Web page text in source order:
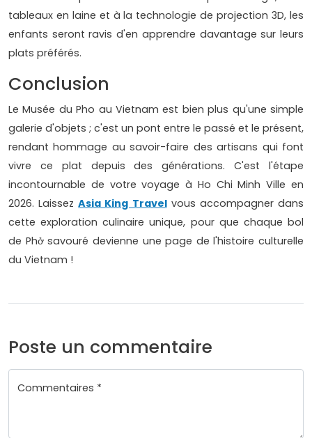
tableaux en laine et à la technologie de projection 3D, les
enfants seront ravis d'en apprendre davantage sur leurs
plats préférés.
Conclusion
Le Musée du Pho au Vietnam est bien plus qu'une simple
galerie d'objets ; c'est un pont entre le passé et le présent,
rendant hommage au savoir-faire des artisans qui font
vivre ce plat depuis des générations. C'est l'étape
incontournable de votre voyage à Ho Chi Minh Ville en
2026. LaissezAsia King Travelvous accompagner dans
cette exploration culinaire unique, pour que chaque bol
de Phở savouré devienne une page de l'histoire culturelle
du Vietnam !
Poste un commentaire
Commentaires *